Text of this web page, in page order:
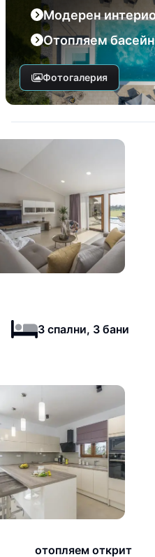
Модерен
Отопляем
Фотогалерия
3 спални, 3 бани
отопляем открит